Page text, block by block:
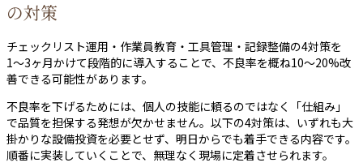
の対策
チェックリスト運用・作業員教育・工具管理・記録整備の4対策を
1〜3ヶ月かけて段階的に導入することで、不良率を概ね10〜20%改
善できる可能性があります。
不良率を下げるためには、個人の技能に頼るのではなく「仕組み」
で品質を担保する発想が欠かせません。以下の4対策は、いずれも大
掛かりな設備投資を必要とせず、明日からでも着手できる内容です。
順番に実装していくことで、無理なく現場に定着させられます。